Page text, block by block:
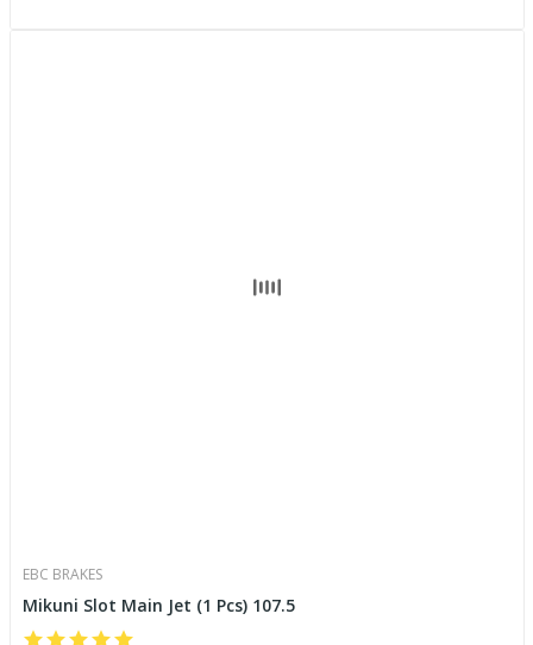
EBC BRAKES
Mikuni Slot Main Jet (1 Pcs) 107.5